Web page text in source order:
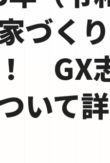
づく
GX
いて